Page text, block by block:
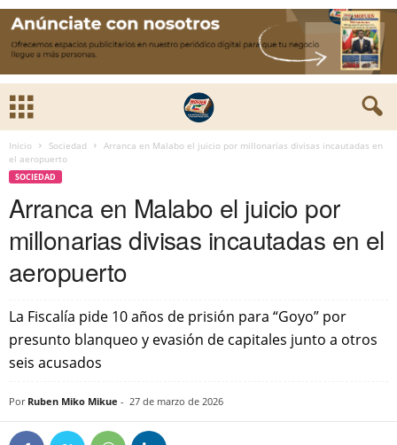
Inicio Sociedad
Arranca en Malabo el juicio por millonarias divisas incautadas en
el aeropuerto
SOCIEDAD
Arranca en Malabo el juicio por
millonarias divisas incautadas en el
aeropuerto
La Fiscalía pide 10 años de prisión para “Goyo” por
presunto blanqueo y evasión de capitales junto a otros
seis acusados
Por Ruben Miko Mikue - 27 de marzo de 2026